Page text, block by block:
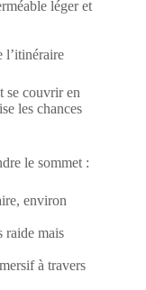
léger et
l’itinéraire
se couvrir en
les chances
le sommet :
environ
raide mais
à travers